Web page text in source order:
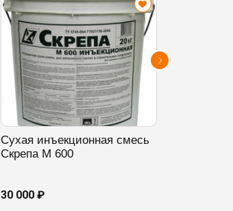
Сухая инъекционная смесь
Скрепа М 600
30 000 ₽